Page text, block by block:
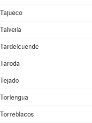
Tajueco
Talveila
Tardelcuende
Taroda
Tejado
Torlengua
Torreblacos